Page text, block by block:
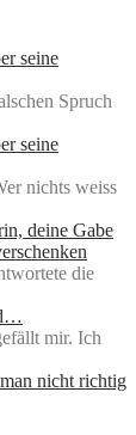
seine
Spruch
seine
nichts weiss
deine Gabe
die
mir. Ich
nicht richtig